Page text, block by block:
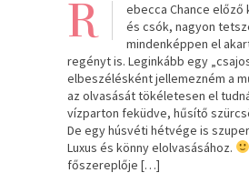
R
ebecca Chance előző
és csók, nagyon
mindenképpen el
regényt is. Leginkább egy
elbeszélésként jellemezném a
az olvasását tökéletesen el
vízparton feküdve, hűsítő
De egy húsvéti hétvége is
Luxus és könny elolvasásához.
főszereplője […]